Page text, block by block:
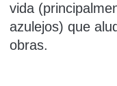
vida
azulejos) que
obras.